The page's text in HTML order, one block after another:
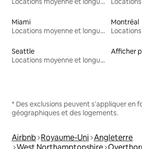
Miami
Locations moyenne et longue durée
Montréal
Seattle
Locations moyenne et longue durée
Afficher
* Des exclusions peuvent s'appliquer en
géographiques et des logements.
Airbnb Royaume-Uni Angleterre